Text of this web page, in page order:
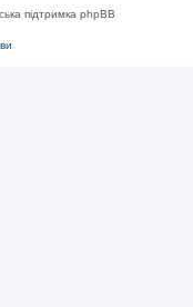
підтримка phpBB